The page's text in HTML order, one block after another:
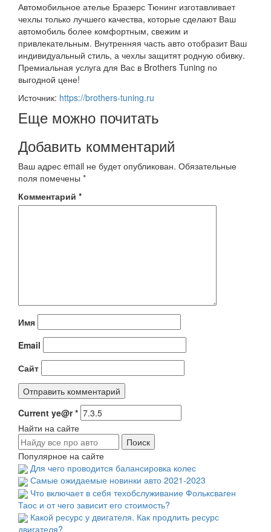
Автомобильное ателье Бразерс Тюнинг изготавливает
чехлы только лучшего качества, которые сделают Ваш
автомобиль более комфортным, свежим и
привлекательным. Внутренняя часть авто отобразит Ваш
индивидуальный стиль, а чехлы защитят родную обивку.
Премиальная услуга для Вас в Brothers Tuning по
выгодной цене!
Источник: https://brothers-tuning.ru
Еще можно почитать
Добавить комментарий
Ваш адрес email не будет опубликован. Обязательные
поля помечены *
Комментарий *
Имя
Email
Сайт
Current ye@r*
Найти на сайте
Популярное на сайте
Для чего проводится балансировка колес
Самые ожидаемые новинки авто 2021-2023
Что включает в себя техобслуживание Фольксваген
Таос и от чего зависит его стоимость?
Какой ресурс у двигателя. Как продлить ресурс
двигателя?